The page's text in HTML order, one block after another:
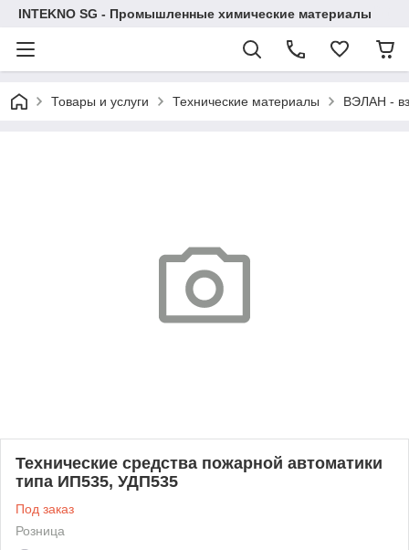
INTEKNO SG - Промышленные химические материалы
Товары и услуги Технические материалы ВЭЛАН -
Технические средства пожарной автоматики
типа ИП535, УДП535
Под заказ
Розница